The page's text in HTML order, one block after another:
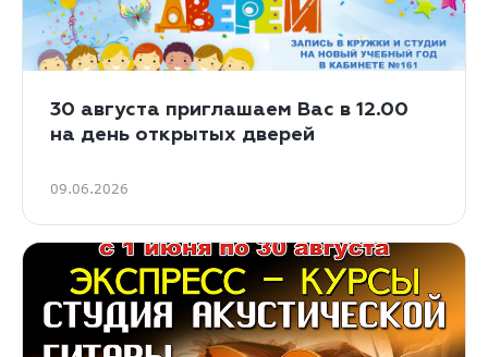
30 августа приглашаем Вас в 12.00
на день открытых дверей
09.06.2026